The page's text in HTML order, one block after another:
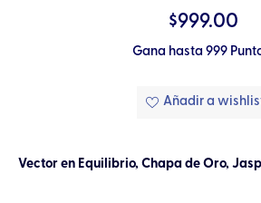
$999.00
Gana hasta 999
Añadir a
Vector en Equilibrio, Chapa de Oro,